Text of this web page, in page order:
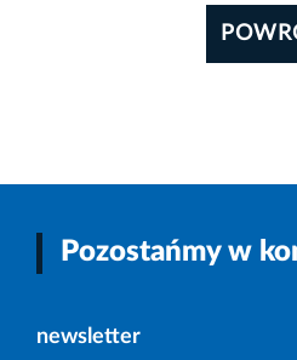
Pozostańmy w
newsletter